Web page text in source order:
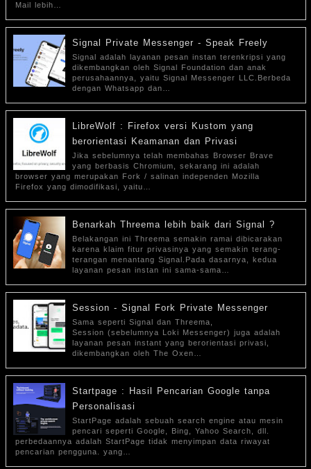
Mail lebih…
Signal Private Messenger - Speak Freely
Signal adalah layanan pesan instan terenkripsi yang
dikembangkan oleh Signal Foundation dan anak
perusahaannya, yaitu Signal Messenger LLC.Berbeda
dengan Whatsapp dan…
LibreWolf : Firefox versi Kustom yang
berorientasi Keamanan dan Privasi
Jika sebelumnya telah membahas Browser Brave
yang berbasis Chromium, sekarang ini adalah
browser yang merupakan Fork / salinan independen Mozilla
Firefox yang dimodifikasi, yaitu…
Benarkah Threema lebih baik dari Signal ?
Belakangan ini Threema semakin ramai dibicarakan
karena klaim fitur privasinya yang semakin terang-
terangan menantang Signal.Pada dasarnya, kedua
layanan pesan instan ini sama-sama…
Session - Signal Fork Private Messenger
Sama seperti Signal dan Threema,
Session (sebelumnya Loki Messenger) juga adalah
layanan pesan instant yang berorientasi privasi,
dikembangkan oleh The Oxen…
Startpage : Hasil Pencarian Google tanpa
Personalisasi
StartPage adalah sebuah search engine atau mesin
pencari seperti Google, Bing, Yahoo Search, dll.
perbedaannya adalah StartPage tidak menyimpan data riwayat
pencarian pengguna. yang…